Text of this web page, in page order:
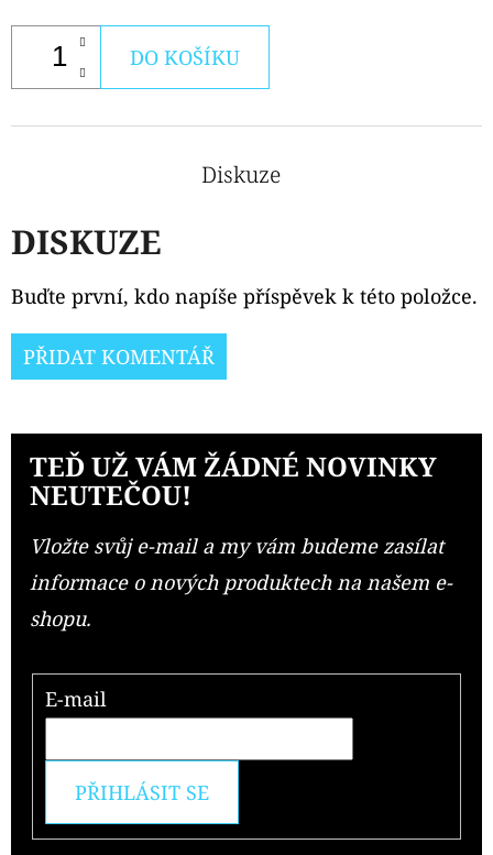
DO KOŠÍKU
Diskuze
DISKUZE
Buďte první, kdo napíše příspěvek k této položce.
PŘIDAT KOMENTÁŘ
TEĎ UŽ VÁM ŽÁDNÉ NOVINKY
NEUTEČOU!
Vložte svůj e-mail a my vám budeme zasílat
informace o nových produktech na našem e-
shopu.
E-mail
PŘIHLÁSIT SE